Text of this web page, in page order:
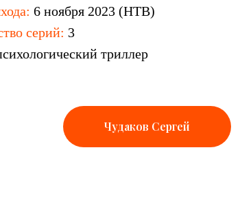
6 ноября 2023 (НТВ)
серий: 3
триллер
Чудаков Сергей